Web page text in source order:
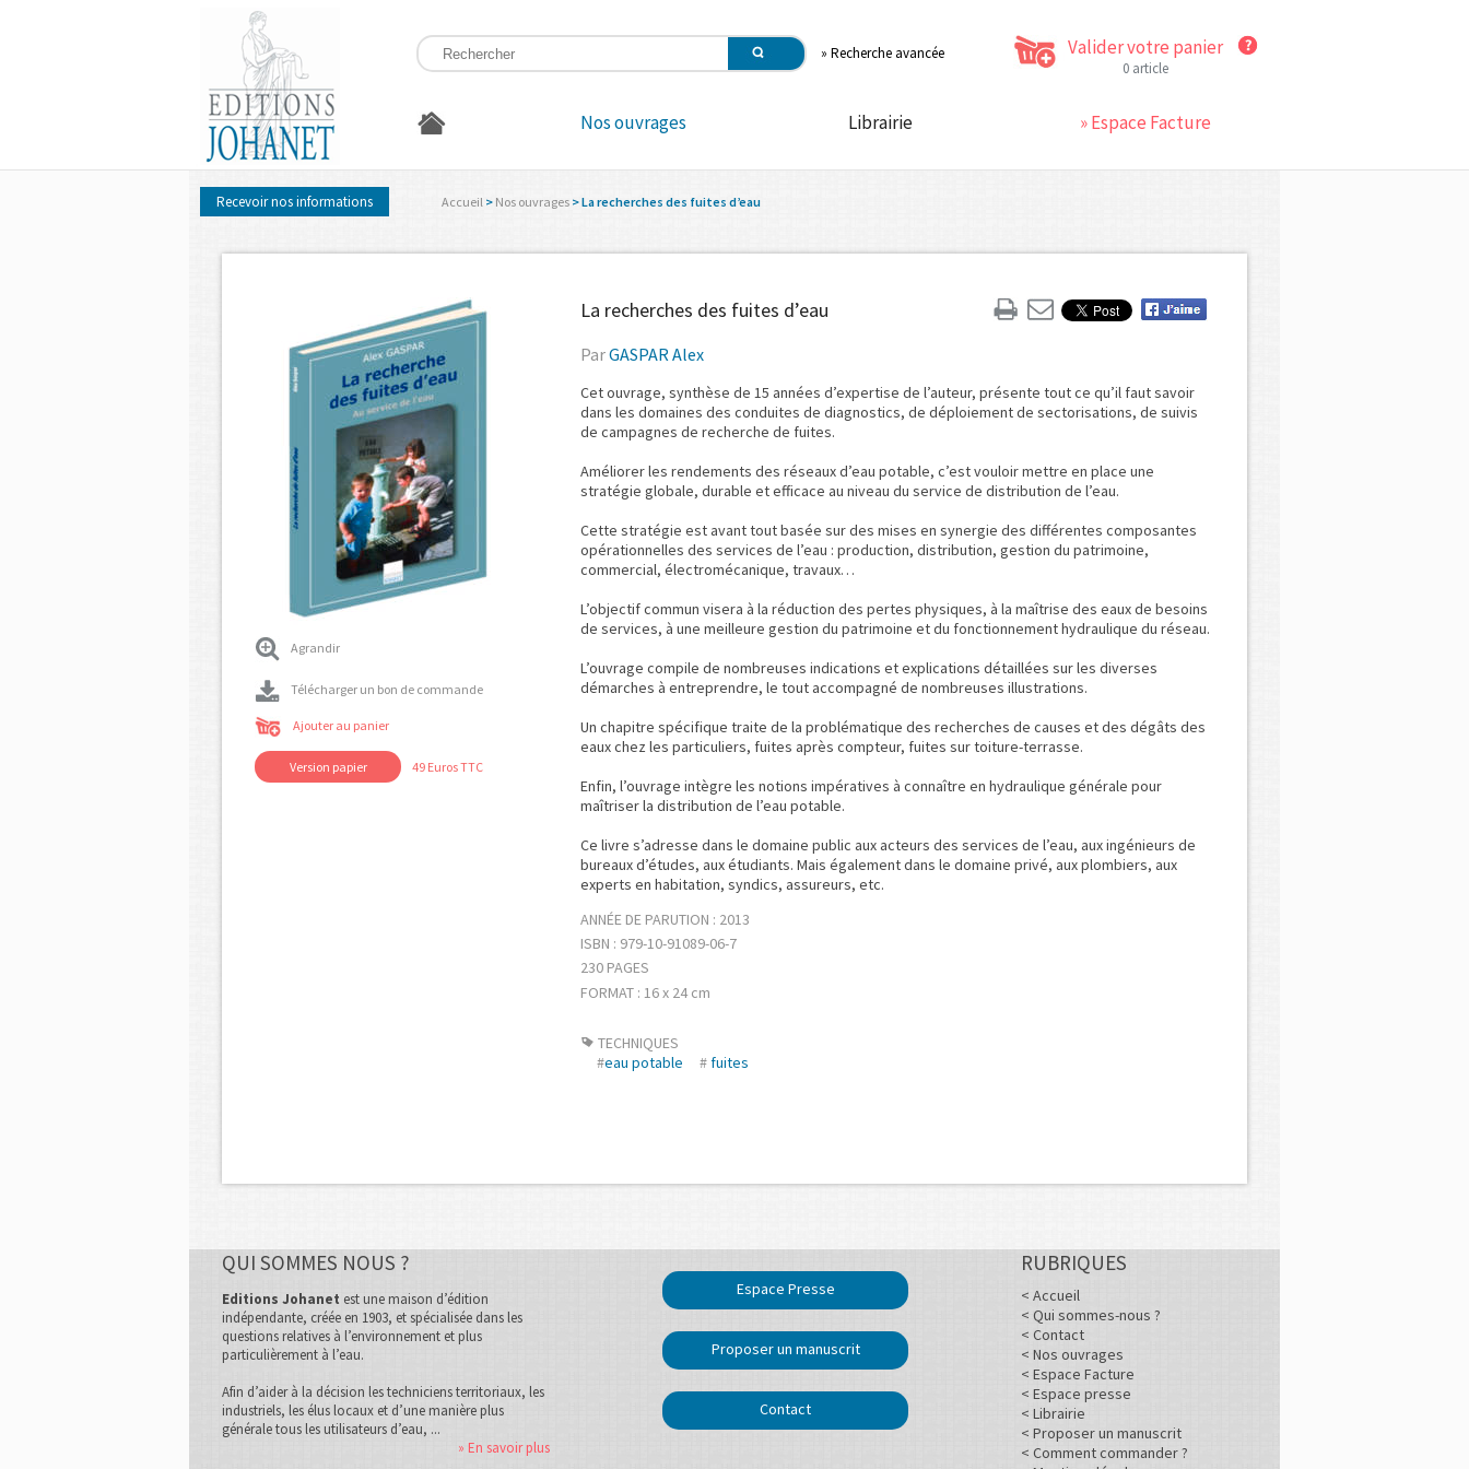
» Recherche avancée Valider votre panier
0 article
Nos ouvrages Librairie » Espace Facture
Recevoir nos informations Accueil > Nos ouvrages > La recherches des fuites d’eau
Agrandir
Télécharger un bon de commande
Ajouter au panier
Version papier 49 Euros TTC
La recherches des fuites d’eau
ParGASPAR Alex
Cet ouvrage, synthèse de 15 années d’expertise de l’auteur, présente tout ce qu’il faut savoir
dans les domaines des conduites de diagnostics, de déploiement de sectorisations, de suivis
de campagnes de recherche de fuites.
Améliorer les rendements des réseaux d’eau potable, c’est vouloir mettre en place une
stratégie globale, durable et efficace au niveau du service de distribution de l’eau.
Cette stratégie est avant tout basée sur des mises en synergie des différentes composantes
opérationnelles des services de l’eau : production, distribution, gestion du patrimoine,
commercial, électromécanique, travaux…
L’objectif commun visera à la réduction des pertes physiques, à la maîtrise des eaux de besoins
de services, à une meilleure gestion du patrimoine et du fonctionnement hydraulique du réseau.
L’ouvrage compile de nombreuses indications et explications détaillées sur les diverses
démarches à entreprendre, le tout accompagné de nombreuses illustrations.
Un chapitre spécifique traite de la problématique des recherches de causes et des dégâts des
eaux chez les particuliers, fuites après compteur, fuites sur toiture-terrasse.
Enfin, l’ouvrage intègre les notions impératives à connaître en hydraulique générale pour
maîtriser la distribution de l’eau potable.
Ce livre s’adresse dans le domaine public aux acteurs des services de l’eau, aux ingénieurs de
bureaux d’études, aux étudiants. Mais également dans le domaine privé, aux plombiers, aux
experts en habitation, syndics, assureurs, etc.
ANNÉE DE PARUTION : 2013
ISBN : 979-10-91089-06-7
230 PAGES
FORMAT : 16 x 24 cm
TECHNIQUES
#eau potable #fuites
QUI SOMMES NOUS ?
Editions Johanet est une maison d’édition
indépendante, créée en 1903, et spécialisée dans les
questions relatives à l’environnement et plus
particulièrement à l’eau.
Afin d’aider à la décision les techniciens territoriaux, les
industriels, les élus locaux et d’une manière plus
générale tous les utilisateurs d’eau, ...
» En savoir plus
Espace Presse
Proposer un manuscrit
Contact
RUBRIQUES
< Accueil
< Qui sommes-nous ?
< Contact
< Nos ouvrages
< Espace Facture
< Espace presse
< Librairie
< Proposer un manuscrit
< Comment commander ?